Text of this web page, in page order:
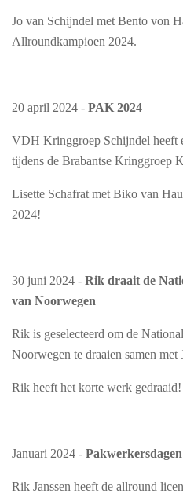
Jo van Schijndel met Bento von
Allroundkampioen 2024.
20 april 2024 - PAK 2024
VDH Kringgroep Schijndel heeft
tijdens de Brabantse Kringgroep
Lisette Schafrat met Biko van
2024!
30 juni 2024 - Rik draait de
van Noorwegen
Rik is geselecteerd om de
Noorwegen te draaien samen met
Rik heeft het korte werk gedraaid!
Januari 2024 -
Rik Janssen heeft de allround